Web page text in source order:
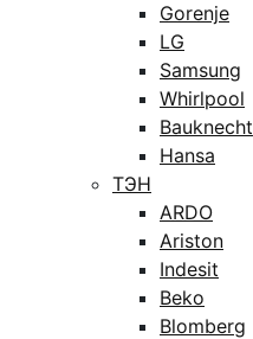
Gorenje
LG
Samsung
Whirlpool
Bauknecht
Hansa
ТЭН
ARDO
Ariston
Indesit
Beko
Blomberg